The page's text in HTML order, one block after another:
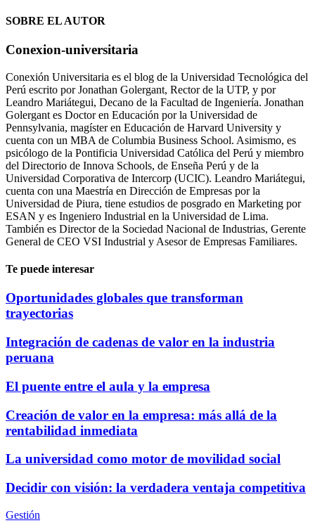
SOBRE EL AUTOR
Conexion-universitaria
Conexión Universitaria es el blog de la Universidad Tecnológica del
Perú escrito por Jonathan Golergant, Rector de la UTP, y por
Leandro Mariátegui, Decano de la Facultad de Ingeniería. Jonathan
Golergant es Doctor en Educación por la Universidad de
Pennsylvania, magíster en Educación de Harvard University y
cuenta con un MBA de Columbia Business School. Asimismo, es
psicólogo de la Pontificia Universidad Católica del Perú y miembro
del Directorio de Innova Schools, de Enseña Perú y de la
Universidad Corporativa de Intercorp (UCIC). Leandro Mariátegui,
cuenta con una Maestría en Dirección de Empresas por la
Universidad de Piura, tiene estudios de posgrado en Marketing por
ESAN y es Ingeniero Industrial en la Universidad de Lima.
También es Director de la Sociedad Nacional de Industrias, Gerente
General de CEO VSI Industrial y Asesor de Empresas Familiares.
Te puede interesar
Oportunidades globales que transforman
trayectorias
Integración de cadenas de valor en la industria
peruana
El puente entre el aula y la empresa
Creación de valor en la empresa: más allá de la
rentabilidad inmediata
La universidad como motor de movilidad social
Decidir con visión: la verdadera ventaja competitiva
Gestión